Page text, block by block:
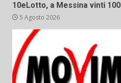
10eLotto, a Messina vinti
5 Agosto 2026